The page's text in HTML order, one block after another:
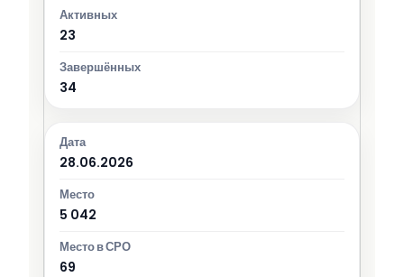
23
34
28.06.2026
5 042
69